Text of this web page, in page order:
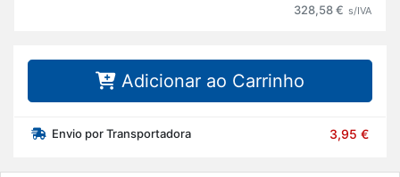
328,58 € s/IVA
Adicionar ao Carrinho
Envio por Transportadora 3,95 €